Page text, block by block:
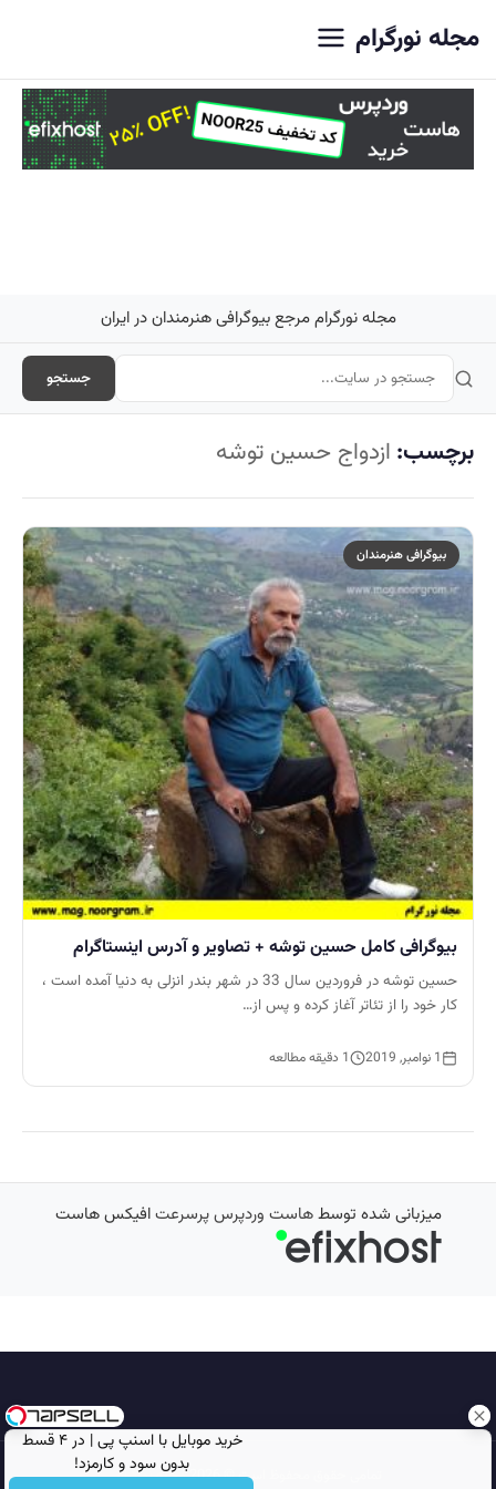
خرید موبایل با اسنپ پی | در ۴ قسط
بدون سود و کارمزد!
مجله نورگرام
مجله نورگرام مرجع بیوگرافی هنرمندان در ایران
جستجو
برچسب: ازدواج حسین توشه
بیوگرافی هنرمندان
بیوگرافی کامل حسین توشه + تصاویر و آدرس اینستاگرام
حسین توشه در فروردین سال 33 در شهر بندر انزلی به دنیا آمده است ،
کار خود را از تئاتر آغاز کرده و پس از…
1 نوامبر, 2019 1 دقیقه مطالعه
میزبانی شده توسطهاست وردپرس پرسرعتافیکس هاست
تمامی حقوق محفوظ است © 2026 مجله نورگرام